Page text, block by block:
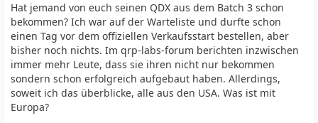
Hat jemand von euch seinen QDX aus dem Batch 3 schon
bekommen? Ich war auf der Warteliste und durfte schon
einen Tag vor dem offiziellen Verkaufsstart bestellen, aber
bisher noch nichts. Im qrp-labs-forum berichten inzwischen
immer mehr Leute, dass sie ihren nicht nur bekommen
sondern schon erfolgreich aufgebaut haben. Allerdings,
soweit ich das überblicke, alle aus den USA. Was ist mit
Europa?